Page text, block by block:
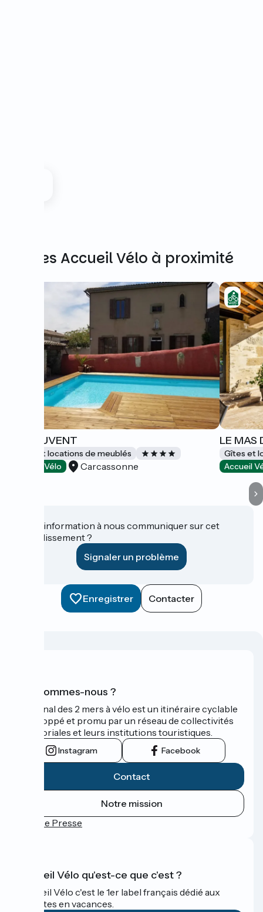
Autres Accueil Vélo à proximité
LE COUVENT
Gîtes et locations de meublés
Accueil Vélo
Carcassonne
LE MAS
Gîtes et
Accueil
Une information à nous communiquer sur cet
établissement ?
Signaler un problème
Enregistrer Contacter
Qui sommes-nous ?
Le Canal des 2 mers à vélo est un itinéraire cyclable
développé et promu par un réseau de collectivités
territoriales et leurs institutions touristiques.
Instagram Facebook
Contact
Notre mission
Espace Presse
Accueil Vélo qu'est-ce que c'est ?
Accueil Vélo c'est le 1er label français dédié aux
cyclistes en vacances.